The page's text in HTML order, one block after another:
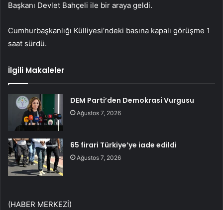
Başkanı Devlet Bahçeli ile bir araya geldi.
Cumhurbaşkanlığı Külliyesi’ndeki basına kapalı görüşme 1
saat sürdü.
İlgili Makaleler
DEM Parti’den Demokrasi Vurgusu
Ağustos 7, 2026
65 firari Türkiye’ye iade edildi
Ağustos 7, 2026
(HABER MERKEZİ)